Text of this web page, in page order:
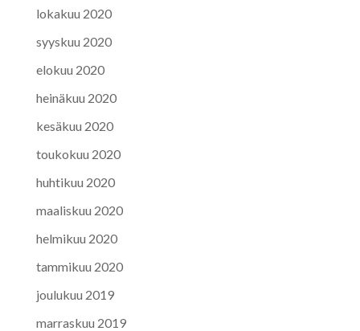
lokakuu 2020
syyskuu 2020
elokuu 2020
heinäkuu 2020
kesäkuu 2020
toukokuu 2020
huhtikuu 2020
maaliskuu 2020
helmikuu 2020
tammikuu 2020
joulukuu 2019
marraskuu 2019